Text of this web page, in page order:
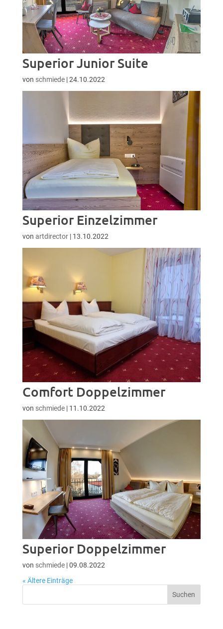
Superior Junior Suite
von schmiede|24.10.2022
Superior Einzelzimmer
von artdirector| 13.10.2022
Comfort Doppelzimmer
von schmiede| 11.10.2022
Superior Doppelzimmer
von schmiede|09.08.2022
« Ältere Einträge